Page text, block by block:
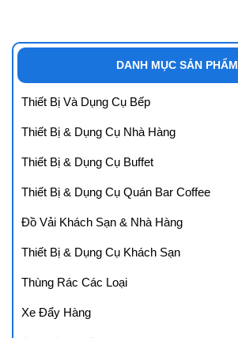
DANH MỤC SẢN PHẨM
Thiết Bị Và Dụng Cụ Bếp
Thiết Bị & Dụng Cụ Nhà Hàng
Thiết Bị & Dụng Cụ Buffet
Thiết Bị & Dụng Cụ Quán Bar Coffee
Đồ Vải Khách Sạn & Nhà Hàng
Thiết Bị & Dụng Cụ Khách Sạn
Thùng Rác Các Loại
Xe Đẩy Hàng